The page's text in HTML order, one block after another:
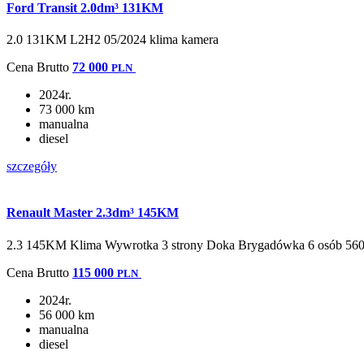
Ford Transit 2.0dm³ 131KM
2.0 131KM L2H2 05/2024 klima kamera
Cena Brutto 72 000 PLN
2024r.
73 000 km
manualna
diesel
szczegóły
Renault Master 2.3dm³ 145KM
2.3 145KM Klima Wywrotka 3 strony Doka Brygadówka 6 osób
Cena Brutto 115 000 PLN
2024r.
56 000 km
manualna
diesel